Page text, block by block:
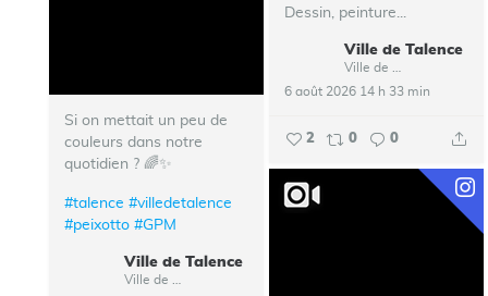
Dessin, peinture...
Ville de Talence
6 août 2026 14 h 33 min
2 0 0
Si on mettait un peu de
couleurs dans notre
quotidien ? 🌈✨
#talence #villedetalence
#peixotto #GPM
Ville de Talence